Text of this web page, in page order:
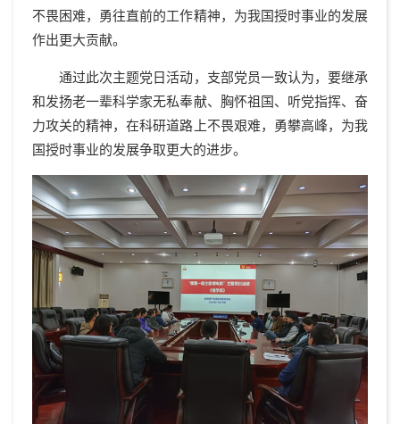
不畏困难，勇往直前的工作精神，为我国授时事业的发展
作出更大贡献。
通过此次主题党日活动，支部党员一致认为，要继承
和发扬老一辈科学家无私奉献、胸怀祖国、听党指挥、奋
力攻关的精神，在科研道路上不畏艰难， 勇攀高峰， 为我
国授时事业的发展争取更大的进步。